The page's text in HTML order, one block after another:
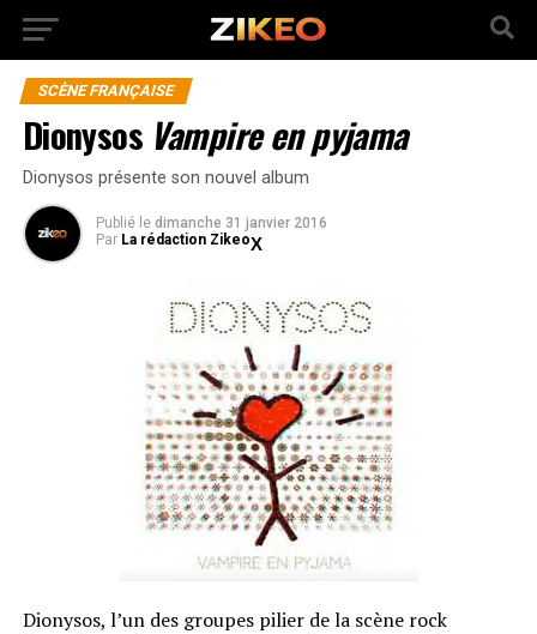
SCÈNE FRANÇAISE
Dionysos Vampire en pyjama
Dionysos présente son nouvel album
Publié le dimanche 31 janvier 2016
Par La rédaction Zikeo
Dionysos, l’un des groupes pilier de la scène rock